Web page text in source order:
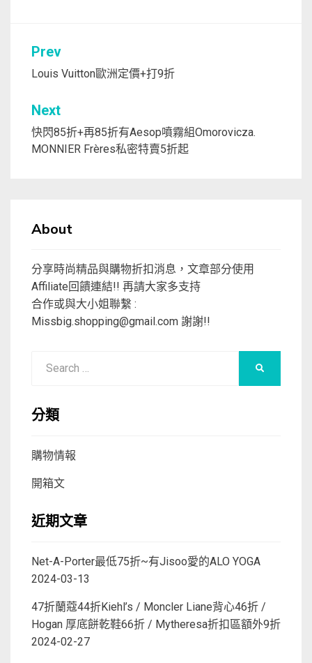
文
章
導
覽
Prev
Louis Vuitton歐洲定價+打9折
Next
快閃85折+再85折有Aesop噴霧組Omorovicza.
MONNIER Frères私密特賣5折起
About
分享時尚精品與購物折扣消息，文章部分使用
Affiliate回饋連結!! 再請大家多支持
合作或與大小姐聯繫 :
Missbig.shopping@gmail.com 謝謝!!
分類
購物情報
開箱文
近期文章
Net-A-Porter最低75折~有Jisoo愛的ALO YOGA
2024-03-13
47折蘭蔻44折Kiehl’s / Moncler Liane背心46折 /
Hogan 厚底餅乾鞋66折 / Mytheresa折扣區額外9折
2024-02-27